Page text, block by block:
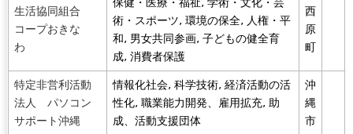
生活協同組合
コープおきな
わ
術・スポーツ, 環境の保全, 人権・平
和, 男女共同参画, 子どもの健全育
成, 消費者保護
西
原
町
特定非営利活動
法人 パソコン
サポート沖縄
情報化社会, 科学技術, 経済活動の活
性化, 職業能力開発、雇用拡充, 助
成、活動支援団体
沖
縄
市